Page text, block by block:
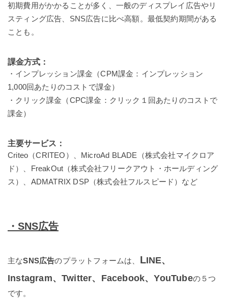
初期費用がかかることが多く、一般のディスプレイ広告やリ
スティング広告、SNS広告に比べ高額。最低契約期間がある
ことも。
課金方式：
・インプレッション課金（CPM課金：インプレッション
1,000回あたりのコストで課金）
・クリック課金（CPC課金：クリック１回あたりのコストで
課金）
主要サービス：
Criteo（CRITEO）、MicroAd BLADE（株式会社マイクロア
ド）、FreakOut（株式会社フリークアウト・ホールディング
ス）、ADMATRIX DSP（株式会社フルスピード）など
・SNS広告
主なSNS広告のプラットフォームは、 LINE、
Instagram、Twitter、Facebook、YouTubeの５つ
です。